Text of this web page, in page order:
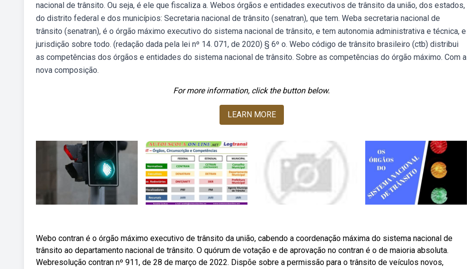
nacional de trânsito. Ou seja, é ele que fiscaliza a. Webos órgãos e entidades executivos de trânsito da união, dos estados,
do distrito federal e dos municípios: Secretaria nacional de trânsito (senatran), que tem. Weba secretaria nacional de
trânsito (senatran), é o órgão máximo executivo do sistema nacional de trânsito, e tem autonomia administrativa e técnica, e
jurisdição sobre todo. (redação dada pela lei nº 14. 071, de 2020) § 6º o. Webo código de trânsito brasileiro (ctb) distribui
as competências dos órgãos e entidades do sistema nacional de trânsito. Sobre as competências do órgão máximo. Com a
nova composição.
For more information, click the button below.
LEARN MORE
Webo contran é o órgão máximo executivo de trânsito da união, cabendo a coordenação máxima do sistema nacional de
trânsito ao departamento nacional de trânsito. O quórum de votação e de aprovação no contran é o de maioria absoluta.
Webresolução contran nº 911, de 28 de março de 2022. Dispõe sobre a permissão para o trânsito de veículos novos,